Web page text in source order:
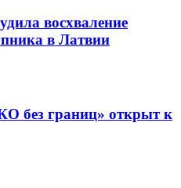
восхваление
в Латвии
без границ» открыт к